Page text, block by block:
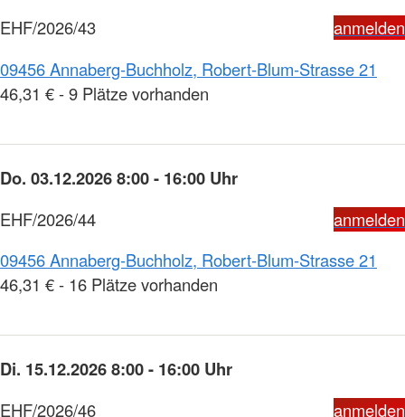
EHF/2026/43
anmelden
09456 Annaberg-Buchholz, Robert-Blum-Strasse 21
46,31 € - 9 Plätze vorhanden
Do. 03.12.2026 8:00 - 16:00 Uhr
EHF/2026/44
anmelden
09456 Annaberg-Buchholz, Robert-Blum-Strasse 21
46,31 € - 16 Plätze vorhanden
Di. 15.12.2026 8:00 - 16:00 Uhr
EHF/2026/46
anmelden